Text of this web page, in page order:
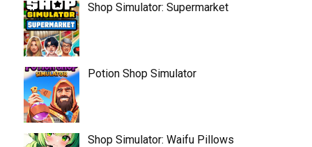
Shop Simulator: Supermarket
Potion Shop Simulator
Shop Simulator: Waifu Pillows